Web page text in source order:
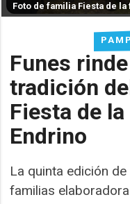
Funes
tradición
Fiesta de
Endrino
La quinta edición
familias
Foto de familia Fiesta de